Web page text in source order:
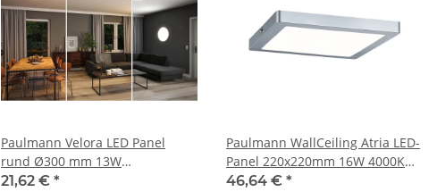
Paulmann Velora LED Panel
rund Ø300 mm 13W
WhiteSwitch 3000K–4000K–
21,62 € *
Paulmann WallCeiling Atria LED-
Panel 220x220mm 16W 4000K
Chrom matt 230V Kunststoff
46,64 € *